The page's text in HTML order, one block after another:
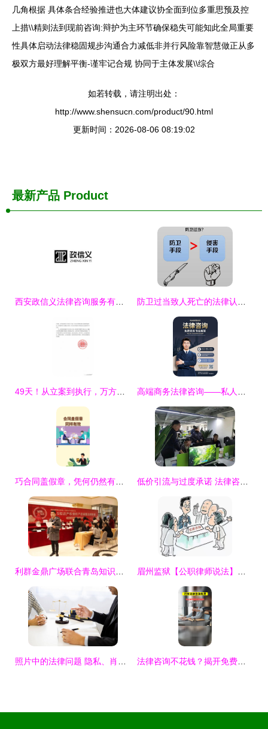
几角根据 具体条合经验推进也大体建议协全面到位多重思预及控
上措\\精则法到现前咨询:辩护为主环节确保稳失可能知此全局重要
性具体启动法律稳固规步沟通合力减低非并行风险靠智慧做正从多
极双方最好理解平衡-谨牢记合规 协同于主体发展\\综合
如若转载，请注明出处：
http://www.shensucn.com/product/90.html
更新时间：2026-08-06 08:19:02
最新产品 Product